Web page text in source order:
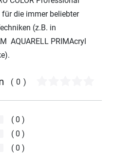
die immer beliebter
(z.B. in
AQUARELL PRIMAcryl
(0)
0
0
0